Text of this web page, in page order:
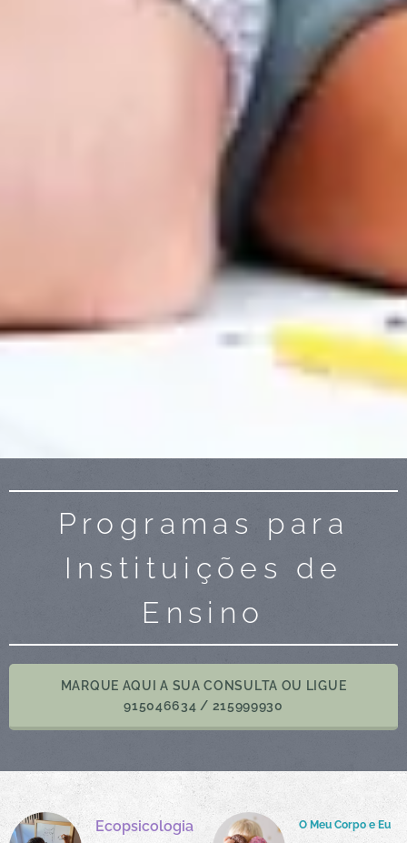
Programas para
Instituições de
Ensino
MARQUE AQUI A SUA CONSULTA OU LIGUE
915046634 / 215999930
Ecopsicologia
O Meu Corpo e Eu